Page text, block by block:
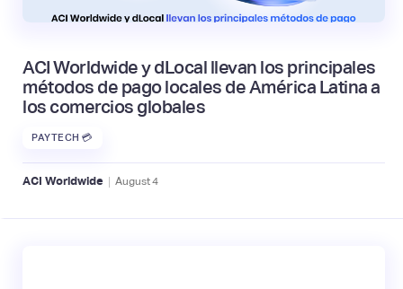
ACI Worldwide y dLocal llevan los principales
métodos de pago locales de América Latina a
los comercios globales
PAYTECH 💳
ACI Worldwide | August4